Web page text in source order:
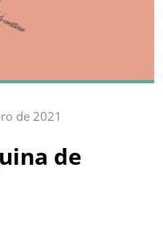
de 2021
de